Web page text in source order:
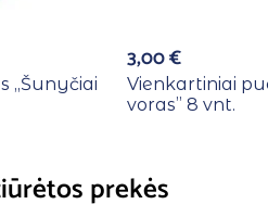
,,Šunyčiai
3,00€
Vienkartiniai
voras” 8 vnt.
prekės